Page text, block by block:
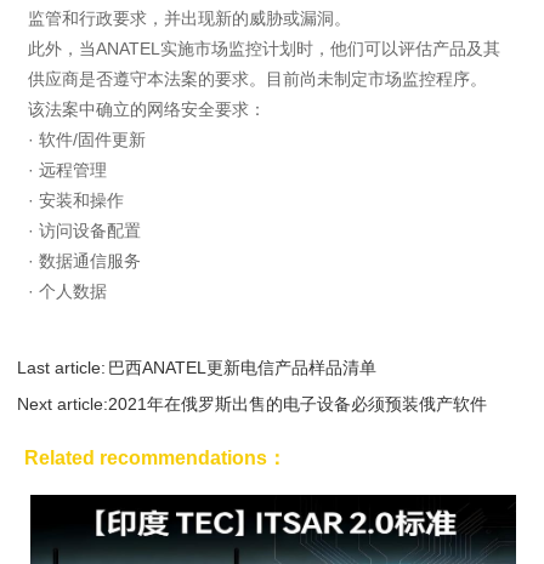
监管和行政要求，并出现新的威胁或漏洞。
此外，当ANATEL实施市场监控计划时，他们可以评估产品及其
供应商是否遵守本法案的要求。目前尚未制定市场监控程序。
该法案中确立的网络安全要求：
· 软件/固件更新
· 远程管理
· 安装和操作
· 访问设备配置
· 数据通信服务
· 个人数据
Last article: 巴西ANATEL更新电信产品样品清单
Next article:2021年在俄罗斯出售的电子设备必须预装俄产软件
Related recommendations：